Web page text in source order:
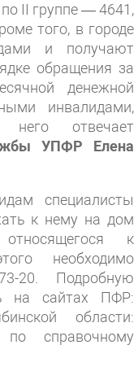
II группе — 4641,
того, в городе
и получают
обращения за
денежной
инвалидами,
отвечает
УПФР Елена
специалисты
к нему на дом
к
необходимо
20. Подробную
на сайтах ПФР:
области:
справочному